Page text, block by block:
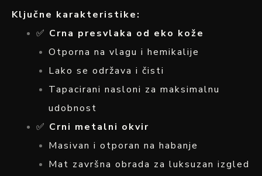
Ključne karakteristike:
✅ Crna presvlaka od eko kože
Otporna na vlagu i hemikalije
Lako se održava i čisti
Tapacirani nasloni za maksimalnu
udobnost
✅ Crni metalni okvir
Masivan i otporan na habanje
Mat završna obrada za luksuzan izgled